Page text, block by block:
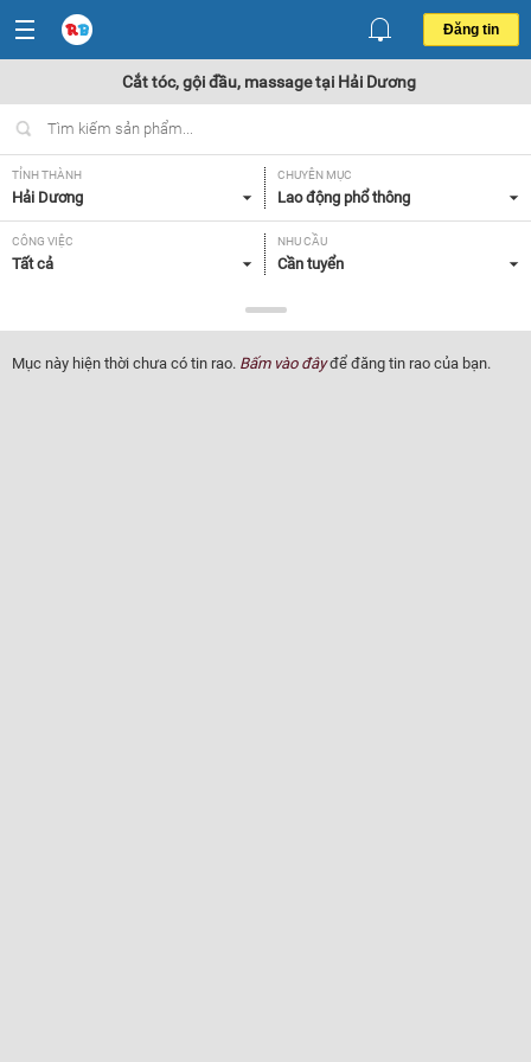
Đăng tin
Cắt tóc, gội đầu, massage tại Hải Dương
TỈNH THÀNH
Hải Dương
CHUYÊN MỤC
Lao động phổ thông
CÔNG VIỆC
Tất cả
NHU CẦU
Cần tuyển
Tất cả
Mục này hiện thời chưa có tin rao. Bấm vào đâyđể đăng tin rao của bạn.